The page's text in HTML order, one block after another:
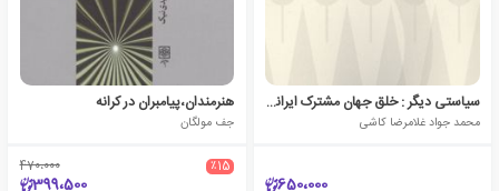
سیاستی دیگر : خلق جهان مشترک ایرانی
محمد جواد غلامرضا کاشی
650،000
هنرمندان،پیامبران در کرانه
جف مولگان
٪15 470،000
399،500